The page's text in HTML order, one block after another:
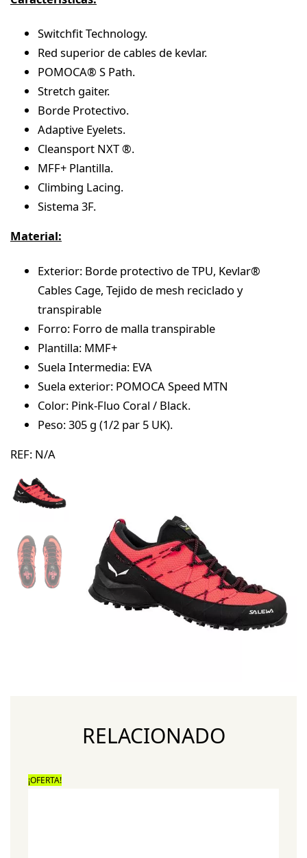
Switchfit Technology.
Red superior de cables de kevlar.
POMOCA® S Path.
Stretch gaiter.
Borde Protectivo.
Adaptive Eyelets.
Cleansport NXT ®.
MFF+ Plantilla.
Climbing Lacing.
Sistema 3F.
Material:
Exterior: Borde protectivo de TPU, Kevlar®
Cables Cage, Tejido de mesh reciclado y
transpirable
Forro: Forro de malla transpirable
Plantilla: MMF+
Suela Intermedia: EVA
Suela exterior: POMOCA Speed MTN
Color: Pink-Fluo Coral / Black.
Peso: 305 g (1/2 par 5 UK).
REF: N/A
RELACIONADO
¡OFERTA!